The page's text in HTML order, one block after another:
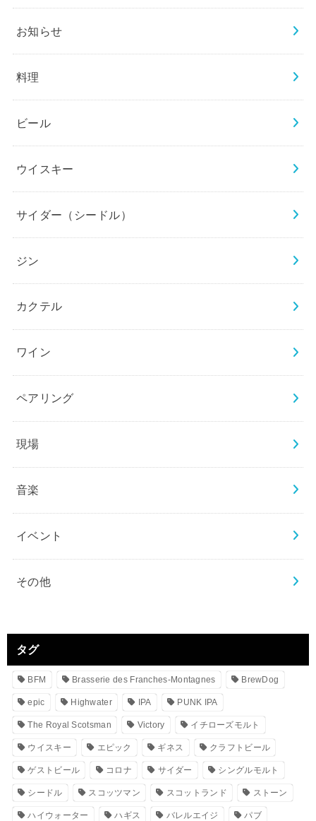
お知らせ
料理
ビール
ウイスキー
サイダー（シードル）
ジン
カクテル
ワイン
ペアリング
現場
音楽
イベント
その他
タグ
BFM Brasserie des Franches-Montagnes BrewDog
epic Highwater IPA PUNK IPA
The Royal Scotsman Victory イチローズモルト
ウイスキー エピック ギネス クラフトビール
ゲストビール コロナ サイダー シングルモルト
シードル スコッツマン スコットランド ストーン
ハイウォーター ハギス バレルエイジ パブ